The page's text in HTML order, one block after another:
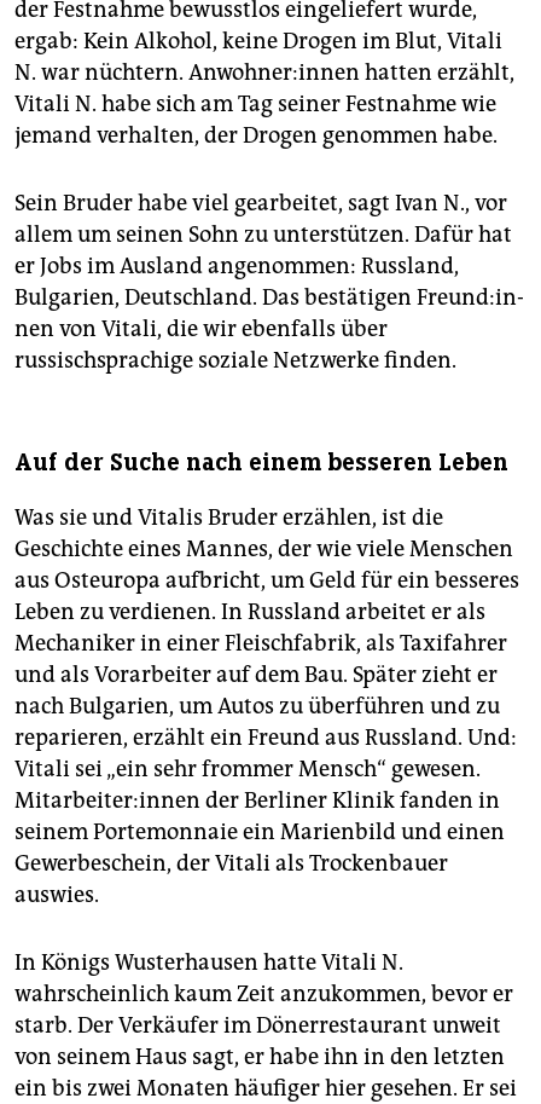
der Festnahme bewusstlos eingeliefert wurde,
ergab: Kein Alkohol, keine Drogen im Blut, Vitali
N. war nüchtern. An­woh­ne­r:in­nen hatten erzählt,
Vitali N. habe sich am Tag seiner Festnahme wie
jemand verhalten, der Drogen genommen habe.
Sein Bruder habe viel gearbeitet, sagt Ivan N., vor
allem um seinen Sohn zu unterstützen. Dafür hat
er Jobs im Ausland angenommen: Russland,
Bulgarien, Deutschland. Das bestätigen Freun­d:in­
nen von Vitali, die wir ebenfalls über
russischsprachige soziale Netzwerke finden.
Auf der Suche nach einem besseren Leben
Was sie und Vitalis Bruder erzählen, ist die
Geschichte eines Mannes, der wie viele Menschen
aus Osteuropa aufbricht, um Geld für ein besseres
Leben zu verdienen. In Russland arbeitet er als
Mechaniker in einer Fleischfabrik, als Taxifahrer
und als Vorarbeiter auf dem Bau. Später zieht er
nach Bulgarien, um Autos zu überführen und zu
reparieren, erzählt ein Freund aus Russland. Und:
Vitali sei „ein sehr frommer Mensch“ gewesen.
Mit­ar­bei­te­r:in­nen der Berliner Klinik fanden in
seinem Portemonnaie ein Marienbild und einen
Gewerbeschein, der Vitali als Trockenbauer
auswies.
In Königs Wusterhausen hatte Vitali N.
wahrscheinlich kaum Zeit anzukommen, bevor er
starb. Der Verkäufer im Dönerrestaurant unweit
von seinem Haus sagt, er habe ihn in den letzten
ein bis zwei Monaten häufiger hier gesehen. Er sei